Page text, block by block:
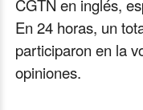
CGTN en inglés,
En 24 horas, un
participaron en la
opiniones.